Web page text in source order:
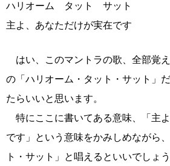
ハリオーム タット サット
主よ、あなただけが実在です
はい、このマントラの歌、全部覚
の「ハリオーム・タット・サット」
たらいいと思います。
特にここに書いてある意味、「主
です」という意味をかみしめながら
ト・サット」と唱えるといいでしょう